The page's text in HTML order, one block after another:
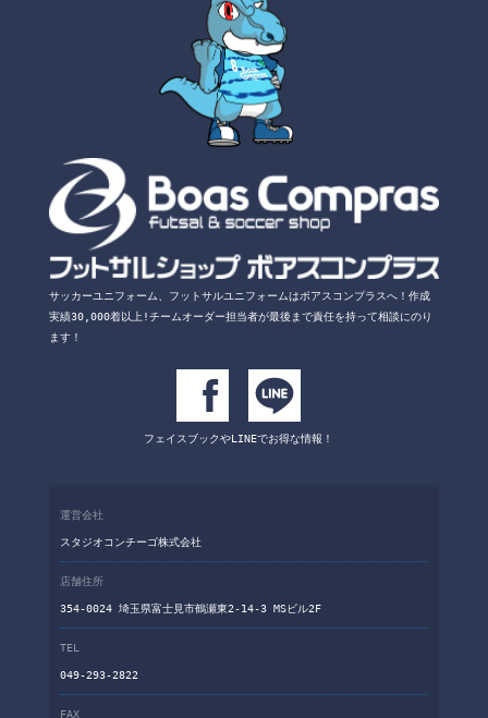
サッカーユニフォーム、フットサルユニフォームはボアスコンプラスへ！ 作成
実績30,000着以上!チームオーダー担当者が最後まで責任を持って相談にのり
ます！
フェイスブックやLINEでお得な情報！
運営会社
スタジオコンチーゴ株式会社
店舗住所
354-0024 埼玉県富士見市鶴瀬東2-14-3 MSビル2F
TEL
049-293-2822
FAX